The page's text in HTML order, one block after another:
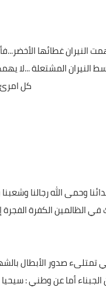
النيران غطائها
النيران المشتعلة ...لا
كل امرئ
وحمى الله رجالنا
الظالمين الكفرة الفجرة
صدور الأبطال
الجبناء أما عن وطني :